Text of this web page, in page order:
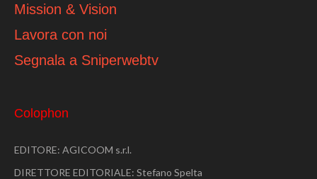
Mission & Vision
Lavora con noi
Segnala a Sniperwebtv
Colophon
EDITORE: AGICOOM s.r.l.
DIRETTORE EDITORIALE: Stefano Spelta